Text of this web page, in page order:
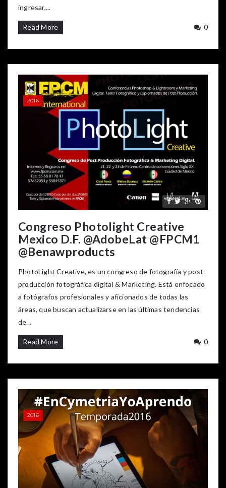
ingresar,...
Read More 0
Congreso Photolight Creative
Mexico D.F. @AdobeLat @FPCM1
@Benawproducts
PhotoLight Creative, es un congreso de fotografía y post
producción fotográfica digital & Marketing. Está enfocado
a fotógrafos profesionales y aficionados de todas las
áreas, que buscan actualizarse en las últimas tendencias
de...
Read More 0
2016
2016